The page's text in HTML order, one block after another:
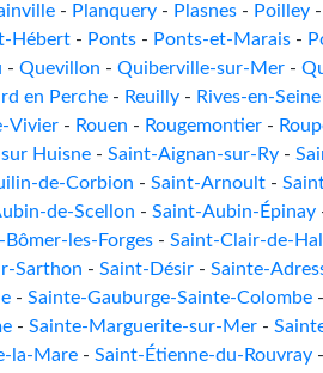
- Planquery - Plasnes - Poilley -
Hébert - Ponts - Ponts-et-Marais -
- Quevillon - Quiberville-sur-Mer -
en Perche - Reuilly - Rives-en-Seine
Vivier - Rouen - Rougemontier -
Huisne - Saint-Aignan-sur-Ry -
de-Corbion - Saint-Arnoult -
de-Scellon - Saint-Aubin-Épinay
Bômer-les-Forges - Saint-Clair-de-
Sarthon - Saint-Désir - Sainte-
- Sainte-Gauburge-Sainte-Colombe -
- Sainte-Marguerite-sur-Mer -
la-Mare - Saint-Étienne-du-Rouvray -